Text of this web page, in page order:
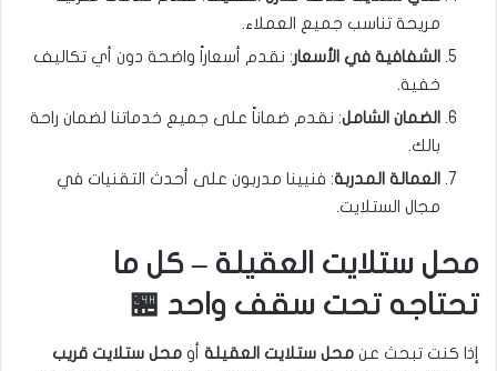
مريحة تناسب جميع العملاء.
الشفافية في الأسعار: نقدم أسعاراً واضحة دون أي تكاليف
خفية.
الضمان الشامل: نقدم ضماناً على جميع خدماتنا لضمان راحة
بالك.
العمالة المدربة: فنيينا مدربون على أحدث التقنيات في
مجال الستلايت.
محل ستلايت العقيلة – كل ما
تحتاجه تحت سقف واحد 🏪
إذا كنت تبحث عن محل ستلايت العقيلة أو محل ستلايت قريب